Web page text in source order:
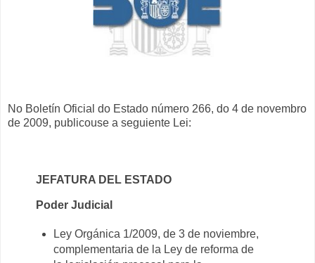
No Boletín Oficial do Estado número 266, do 4 de novembro
de 2009, publicouse a seguiente Lei:
JEFATURA DEL ESTADO
Poder Judicial
Ley Orgánica 1/2009, de 3 de noviembre,
complementaria de la Ley de reforma de